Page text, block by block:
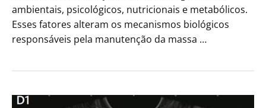
ambientais, psicológicos, nutricionais e metabólicos.
Esses fatores alteram os mecanismos biológicos
responsáveis pela manutenção da massa …